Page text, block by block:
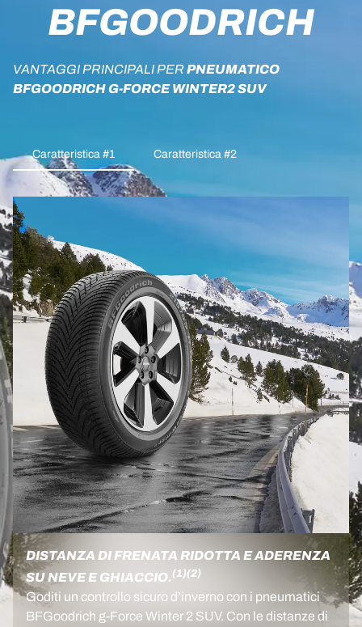
BFGOODRICH
VANTAGGI PRINCIPALI PERPNEUMATICO
BFGOODRICH G-FORCE WINTER2 SUV
Caratteristica #1 Caratteristica #2
DISTANZA DI FRENATA RIDOTTA E ADERENZA
SU NEVE E GHIACCIO. (1)(2)
Goditi un controllo sicuro d’inverno con i pneumatici
BFGoodrich g-Force Winter 2 SUV. Con le distanze di